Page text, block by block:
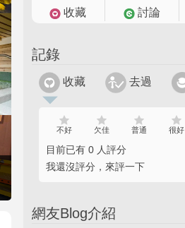
收藏 討論
記錄
收藏 去過
不好 欠佳 普通 很好
目前已有 0 人評分
我還沒評分，來評一下
網友Blog介紹